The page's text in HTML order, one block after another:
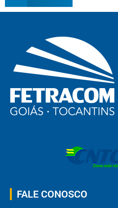
FALE CONOSCO